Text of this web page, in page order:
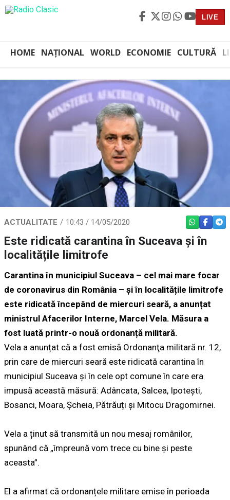
LIVE
HOME NAȚIONAL WORLD ECONOMIE CULTURĂ
ACTUALITATE 10:43 / 14/05/2020 WHATSAPP
Este ridicată carantina în Suceava și în
localitățile limitrofe
Carantina în municipiul Suceava – cel mai mare focar
de coronavirus din România – și în localitățile limitrofe
este ridicată începând de miercuri seară, a anunțat
ministrul Afacerilor Interne, Marcel Vela. Măsura a
fost luată printr-o nouă ordonanță militară.
Vela a anunțat că a fost emisă Ordonanţa militară nr. 12,
prin care de miercuri seară este ridicată carantina în
municipiul Suceava și în cele opt comune în care era
impusă această măsură: Adâncata, Salcea, Ipotești,
Bosanci, Moara, Șcheia, Pătrăuți și Mitocu Dragomirnei.
Vela a ținut să transmită un nou mesaj românilor,
spunând că „împreună vom trece cu bine și peste
aceasta”.
El a afirmat că ordonanțele militare emise în perioada